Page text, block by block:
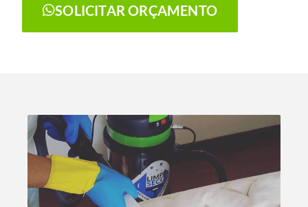
SOLICITAR ORÇAMENTO